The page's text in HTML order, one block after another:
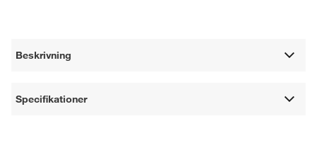
Beskrivning
Specifikationer